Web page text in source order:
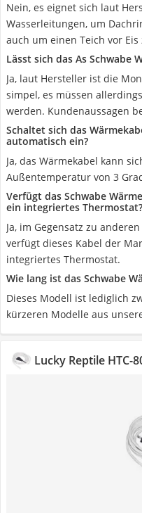
Nein, es eignet sich laut
Wasserleitungen, um
auch um einen Teich vor Eis
Lässt sich das As Schwabe
Ja, laut Hersteller ist die
simpel, es müssen
werden. Kundenaussagen
Schaltet sich das
automatisch ein?
Ja, das Wärmekabel kann
Außentemperatur von 3
Verfügt das Schwabe
ein integriertes Thermostat?
Ja, im Gegensatz zu
verfügt dieses Kabel der
integriertes Thermostat.
Wie lang ist das Schwabe
Dieses Modell ist lediglich
kürzeren Modelle aus
Lucky Reptile HTC-